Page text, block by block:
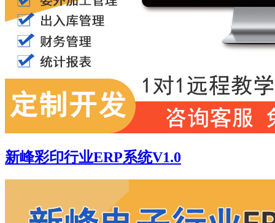
新峰彩印行业ERP系统V1.0